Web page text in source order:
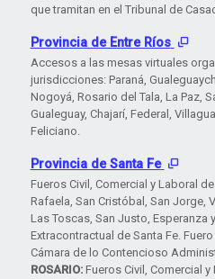
que tramitan en el Tribunal de
Provincia de Entre Ríos
Accesos a las mesas virtuales
jurisdicciones: Paraná,
Nogoyá, Rosario del Tala, La Paz,
Gualeguay, Chajarí, Federal,
Feliciano.
Provincia de Santa Fe
Fueros Civil, Comercial y Laboral
Rafaela, San Cristóbal, San Jorge,
Las Toscas, San Justo, Esperanza
Extracontractual de Santa Fe.
Cámara de lo Contencioso
ROSARIO:Fueros Civil, Comercial